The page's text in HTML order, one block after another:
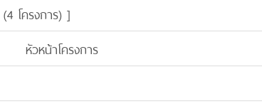
โครงการ) ]
หัวหน้าโครงการ